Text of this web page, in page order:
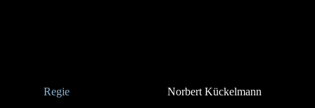
Regie
Norbert Kückelmann